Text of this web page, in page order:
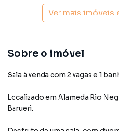
Ver mais imóveis
Sobre o imóvel
Sala à venda com 2 vagas e 1
Localizado em Alameda Rio
Barueri.